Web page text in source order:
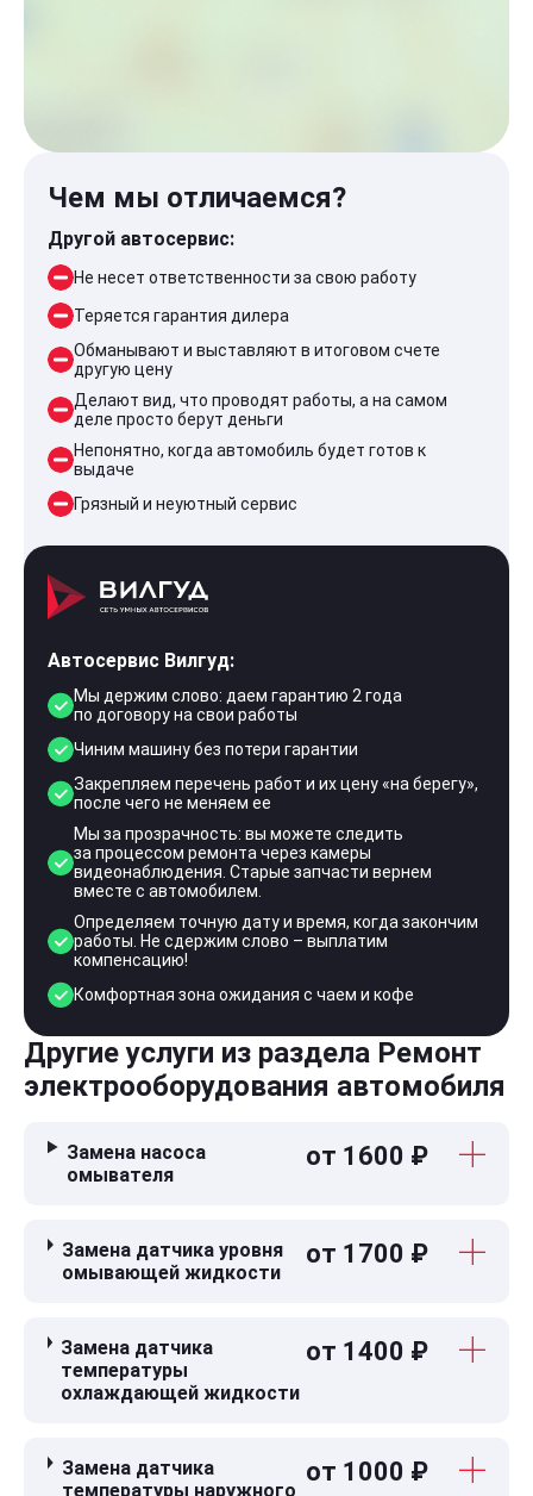
Чем мы отличаемся?
Другой автосервис:
Не несет ответственности за свою работу
Теряется гарантия дилера
Обманывают и выставляют в итоговом счете
другую цену
Делают вид, что проводят работы, а на самом
деле просто берут деньги
Непонятно, когда автомобиль будет готов к
выдаче
Грязный и неуютный сервис
Автосервис Вилгуд:
Мы держим слово: даем гарантию 2 года
по договору на свои работы
Чиним машину без потери гарантии
Закрепляем перечень работ и их цену «на берегу»,
после чего не меняем ее
Мы за прозрачность: вы можете следить
за процессом ремонта через камеры
видеонаблюдения. Старые запчасти вернем
вместе с автомобилем.
Определяем точную дату и время, когда закончим
работы. Не сдержим слово – выплатим
компенсацию!
Комфортная зона ожидания с чаем и кофе
Другие услуги из раздела Ремонт
электрооборудования автомобиля
Замена насоса
омывателя
от 1600 ₽
Замена датчика уровня
омывающей жидкости
от 1700 ₽
Замена датчика
температуры
охлаждающей жидкости
от 1400 ₽
Замена датчика
температуры наружного
от 1000 ₽